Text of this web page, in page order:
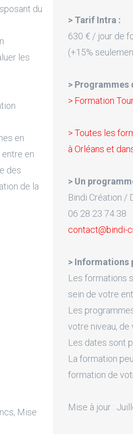
du
les
en
en
des
de la
Mise
> Tarif Intra :
630 € / jour de
(+15%
>
> Formation
> Toutes les
à Orléans et
> Un
Bindi Création /
06 28 23 74 38
contact@bindi-
> Informations
Les formations
sein de votre
Les
votre niveau, de
Les dates sont
La formation
formation de
Mise à jour :